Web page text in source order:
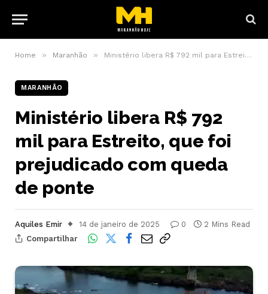
Home » Maranhão » Ministério libera R$ 792 mil para Estreito, que foi prejudicado com queda de ponte
MARANHÃO
Ministério libera R$ 792
mil para Estreito, que foi
prejudicado com queda
de ponte
Aquiles Emir 14 de janeiro de 2025 0
2 Mins Read
Compartilhar